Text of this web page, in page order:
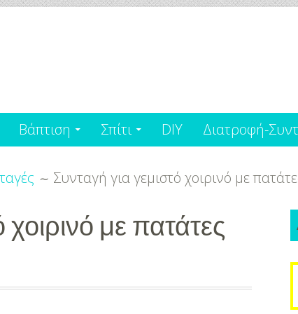
Βάπτιση Σπίτι DIY Διατροφή-
Συνταγή για γεμιστό χοιρινό με
με πατάτες